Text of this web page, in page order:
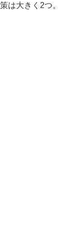
は大きく2つ。